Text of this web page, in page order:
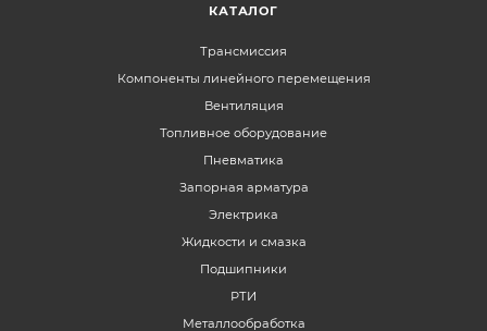
КАТАЛОГ
Трансмиссия
Компоненты линейного перемещения
Вентиляция
Топливное оборудование
Пневматика
Запорная арматура
Электрика
Жидкости и смазка
Подшипники
РТИ
Металлообработка